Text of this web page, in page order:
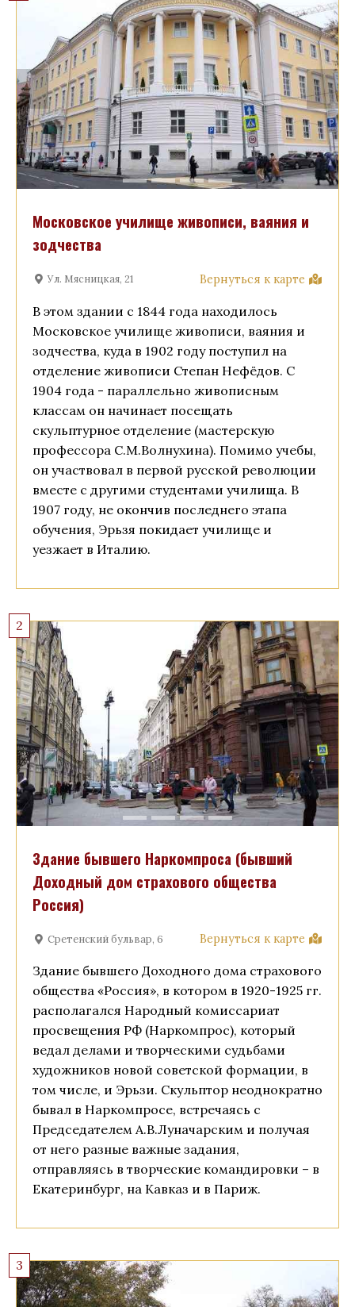
Московское училище живописи, ваяния и
зодчества
Ул. Мясницкая, 21 Вернуться к карте
В этом здании с 1844 года находилось
Московское училище живописи, ваяния и
зодчества, куда в 1902 году поступил на
отделение живописи Степан Нефёдов. С
1904 года - параллельно живописным
классам он начинает посещать
скульптурное отделение (мастерскую
профессора С.М.Волнухина). Помимо учебы,
он участвовал в первой русской революции
вместе с другими студентами училища. В
1907 году, не окончив последнего этапа
обучения, Эрьзя покидает училище и
уезжает в Италию.
Здание бывшего Наркомпроса (бывший
Доходный дом страхового общества
Россия)
Сретенский бульвар, 6 Вернуться к карте
Здание бывшего Доходного дома страхового
общества «Россия», в котором в 1920-1925 гг.
располагался Народный комиссариат
просвещения РФ (Наркомпрос), который
ведал делами и творческими судьбами
художников новой советской формации, в
том числе, и Эрьзи. Скульптор неоднократно
бывал в Наркомпросе, встречаясь с
Председателем А.В.Луначарским и получая
от него разные важные задания,
отправляясь в творческие командировки – в
Екатеринбург, на Кавказ и в Париж.
2
3